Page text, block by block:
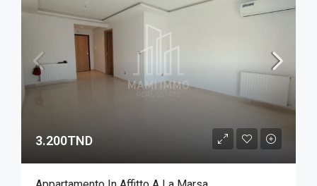
3.200TND